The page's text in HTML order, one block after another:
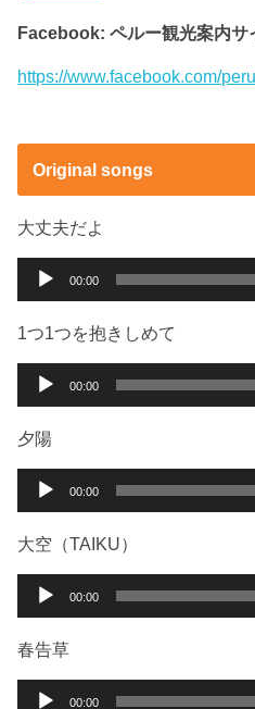
Facebook: ペルー観光案内
https://www.facebook.com/
Original songs
大丈夫だよ
プ
ー
00:00
1つ1つを抱きしめて
プ
ー
00:00
夕陽
プ
レ
ー
00:00
大空（TAIKU）
プ
レ
00:00
春告草
00:00